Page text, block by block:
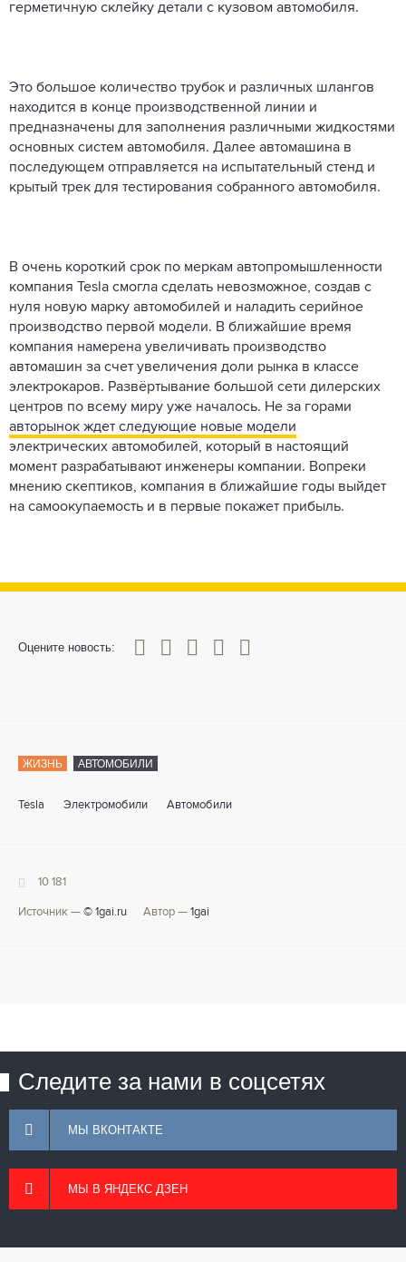
герметичную склейку детали с кузовом автомобиля.
Это большое количество трубок и различных шлангов
находится в конце производственной линии и
предназначены для заполнения различными жидкостями
основных систем автомобиля. Далее автомашина в
последующем отправляется на испытательный стенд и
крытый трек для тестирования собранного автомобиля.
В очень короткий срок по меркам автопромышленности
компания Tesla смогла сделать невозможное, создав с
нуля новую марку автомобилей и наладить серийное
производство первой модели. В ближайшие время
компания намерена увеличивать производство
автомашин за счет увеличения доли рынка в классе
электрокаров. Развёртывание большой сети дилерских
центров по всему миру уже началось. Не за горами
авторынок ждет следующие новые модели
электрических автомобилей, который в настоящий
момент разрабатывают инженеры компании. Вопреки
мнению скептиков, компания в ближайшие годы выйдет
на самоокупаемость и в первые покажет прибыль.
Оцените новость:
0
1 3 4 5
ЖИЗНЬ АВТОМОБИЛИ
Tesla Электромобили Автомобили
10 181
Источник — © 1gai.ru Автор — 1gai
Следите за нами в соцсетях
МЫ ВКОНТАКТЕ
МЫ В ЯНДЕКС ДЗЕН